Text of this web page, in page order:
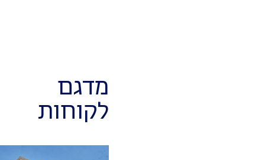
מדגם
לקוחות